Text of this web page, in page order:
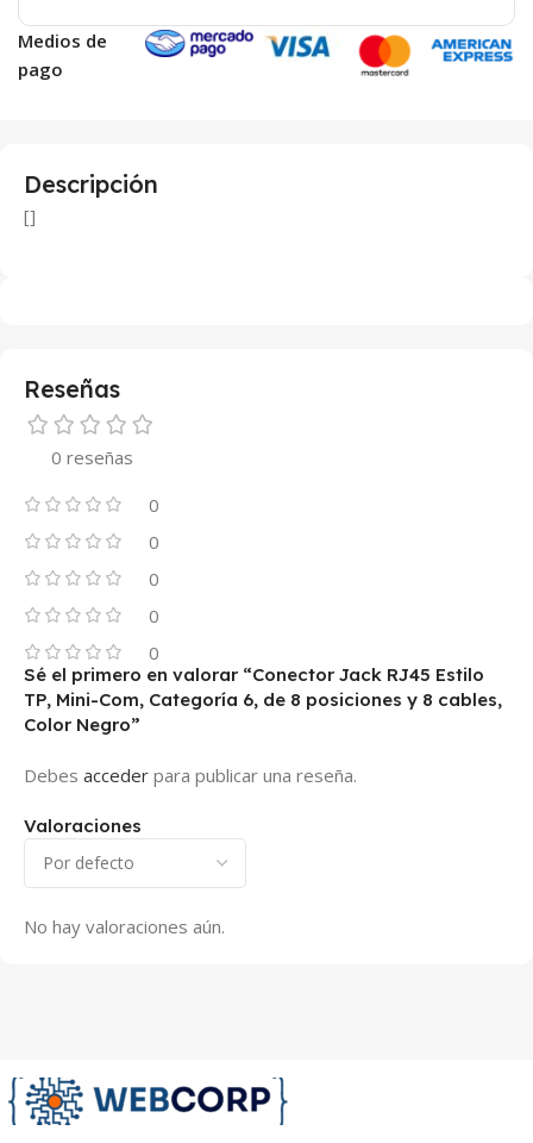
Medios de
pago
Descripción
[]
Reseñas
0 reseñas
0
0
0
0
0
Valoraciones
No hay valoraciones aún.
Sé el primero en valorar “Conector Jack RJ45 Estilo
TP, Mini-Com, Categoría 6, de 8 posiciones y 8 cables,
Color Negro”
Debes acceder para publicar una reseña.